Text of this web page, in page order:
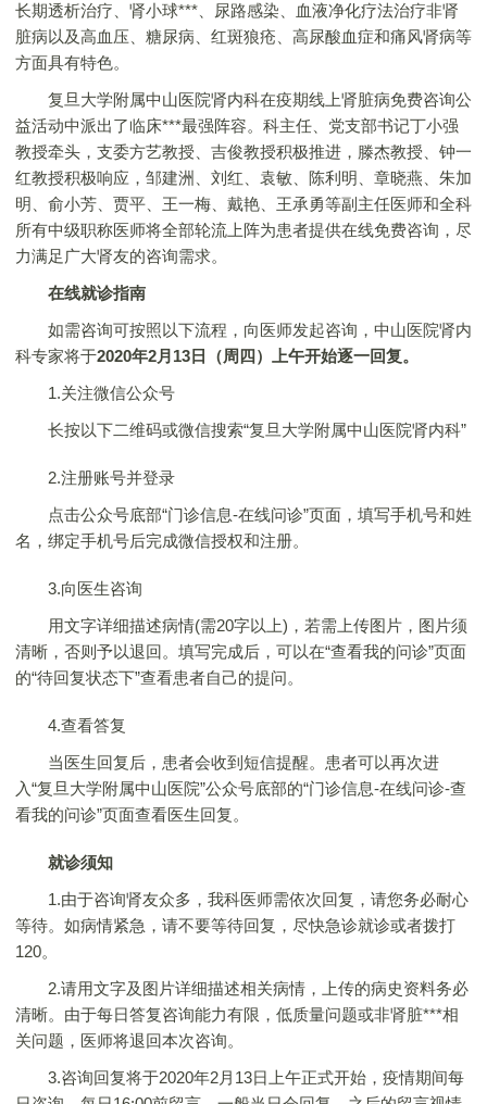
长期透析治疗、肾小球***、尿路感染、血液净化疗法治疗非肾
脏病以及高血压、糖尿病、红斑狼疮、高尿酸血症和痛风肾病等
方面具有特色。
复旦大学附属中山医院肾内科在疫期线上肾脏病免费咨询公
益活动中派出了临床***最强阵容。科主任、党支部书记丁小强
教授牵头，支委方艺教授、吉俊教授积极推进，滕杰教授、钟一
红教授积极响应，邹建洲、刘红、袁敏、陈利明、章晓燕、朱加
明、俞小芳、贾平、王一梅、戴艳、王承勇等副主任医师和全科
所有中级职称医师将全部轮流上阵为患者提供在线免费咨询，尽
力满足广大肾友的咨询需求。
在线就诊指南
如需咨询可按照以下流程，向医师发起咨询，中山医院肾内
科专家将于2020年2月 13 日（周四）上午开始逐一回复。
1.关注微信公众号
长按以下二维码或微信搜索“复旦大学附属中山医院肾内科”
2.注册账号并登录
点击公众号底部“门诊信息-在线问诊”页面，填写手机号和姓
名，绑定手机号后完成微信授权和注册。
3.向医生咨询
用文字详细描述病情(需20字以上)，若需上传图片，图片须
清晰，否则予以退回。填写完成后，可以在“查看我的问诊”页面
的“待回复状态下”查看患者自己的提问。
4.查看答复
当医生回复后，患者会收到短信提醒。患者可以再次进
入“复旦大学附属中山医院”公众号底部的“门诊信息-在线问诊-查
看我的问诊”页面查看医生回复。
就诊须知
1.由于咨询肾友众多，我科医师需依次回复，请您务必耐心
等待。如病情紧急，请不要等待回复，尽快急诊就诊或者拨打
120。
2.请用文字及图片详细描述相关病情，上传的病史资料务必
清晰。由于每日答复咨询能力有限，低质量问题或非肾脏***相
关问题，医师将退回本次咨询。
3.咨询回复将于2020年2月13日上午正式开始，疫情期间每